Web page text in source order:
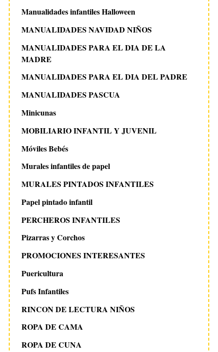
Manualidades infantiles Halloween
MANUALIDADES NAVIDAD NIÑOS
MANUALIDADES PARA EL DIA DE LA
MADRE
MANUALIDADES PARA EL DIA DEL PADRE
MANUALIDADES PASCUA
Minicunas
MOBILIARIO INFANTIL Y JUVENIL
Móviles Bebés
Murales infantiles de papel
MURALES PINTADOS INFANTILES
Papel pintado infantil
PERCHEROS INFANTILES
Pizarras y Corchos
PROMOCIONES INTERESANTES
Puericultura
Pufs Infantiles
RINCON DE LECTURA NIÑOS
ROPA DE CAMA
ROPA DE CUNA